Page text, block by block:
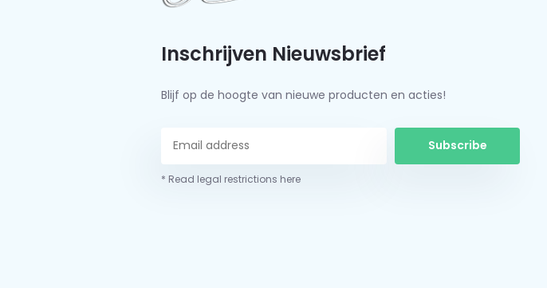
Inschrijven Nieuwsbrief
Blijf op de hoogte van nieuwe producten en acties!
Subscribe
* Read legal restrictions here